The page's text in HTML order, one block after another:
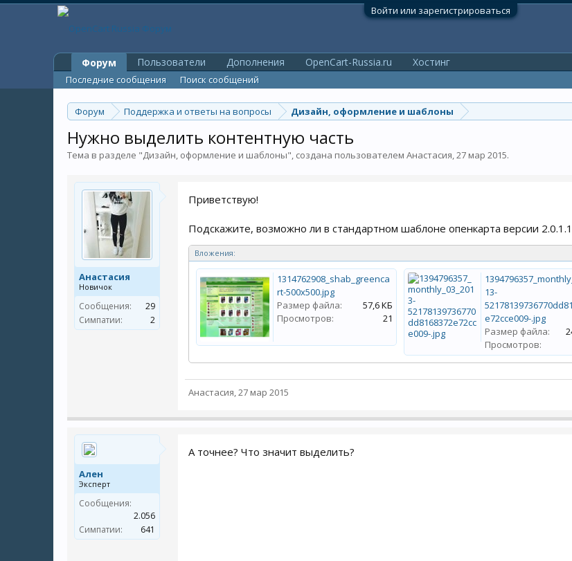
Войти или зарегистрироваться
Форум Поддержка и ответы на вопросы Дизайн, оформление и шаблоны
Нужно выделить контентную часть
Тема в разделе "Дизайн, оформление и шаблоны", создана пользователем Анастасия,27 мар 2015.
Анастасия
Новичок
Сообщения:
29
Симпатии:
2
Приветствую!
Подскажите, возможно ли в стандартном шаблоне опенкарта версии
Вложения:
1314762908_shab_greenca
rt-500x500.jpg
Размер файла:
57,6 КБ
Просмотров:
21
13-
e72cce009-.jpg
Размер файла:
Просмотров:
Анастасия,27 мар 2015
Ален
Эксперт
Сообщения:
2.056
Симпатии:
641
А точнее? Что значит выделить?
Форум
Последние сообщения Поиск сообщений
Пользователи Дополнения OpenCart-Russia.ru Хостинг